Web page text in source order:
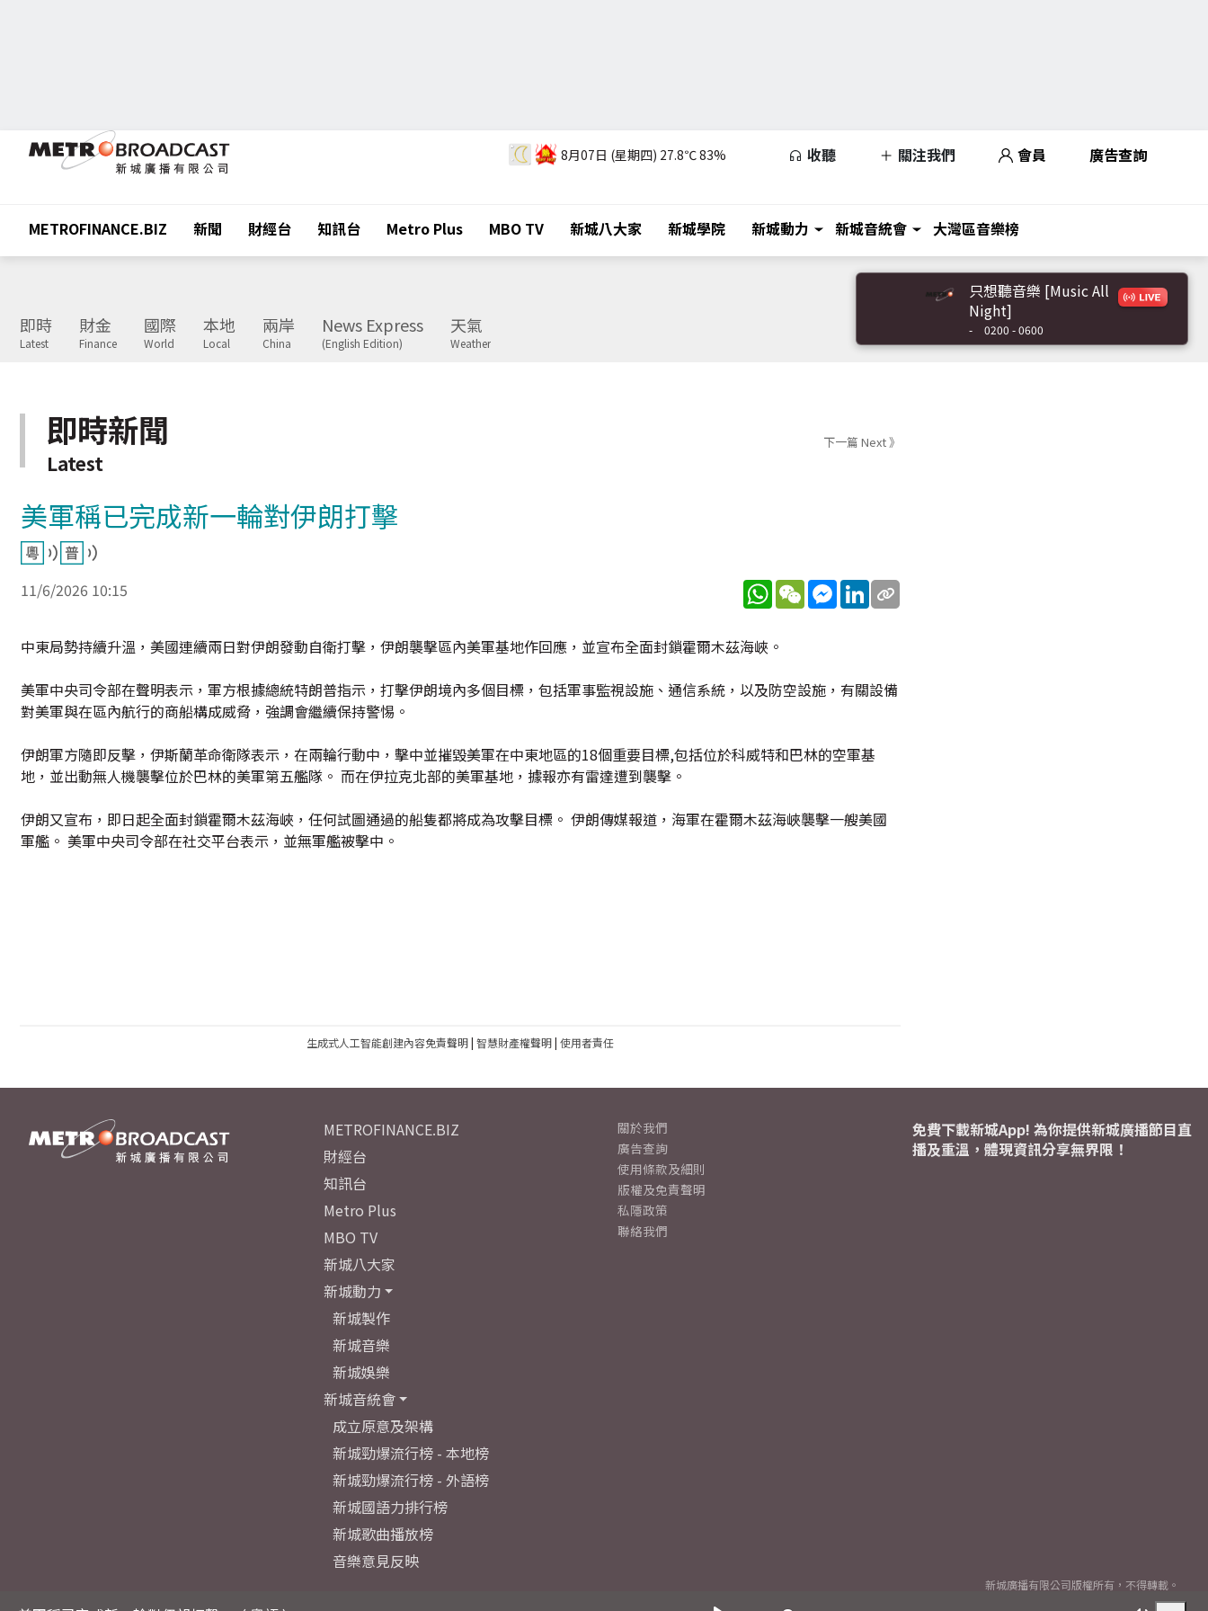
8月07日 (星期四) 27.8℃83% 收聽 關注我們 會員 廣告查詢
METROFINANCE.BIZ 新聞 財經台 知訊台 Metro Plus MBO TV 新城八大家 新城學院 新城動力 新城音統會 大灣區音樂榜
即時
Latest
財金
Finance
國際
World
本地
Local
兩岸
China
News Express
(English Edition)
天氣
Weather
只想聽音樂 [Music All
Night]
- 0200 - 0600
即時新聞
Latest
下一篇 Next 》
美軍稱已完成新一輪對伊朗打擊
11/6/2026 10:15 WhatsApp
WeChatMessenger
LinkedIn
中東局勢持續升溫，美國連續兩日對伊朗發動自衛打擊，伊朗襲擊區內美軍基地作回應，並宣布全面封鎖霍爾木茲海峽。
美軍中央司令部在聲明表示，軍方根據總統特朗普指示，打擊伊朗境內多個目標，包括軍事監視設施、通信系統，以及防空設施，有關設備
對美軍與在區內航行的商船構成威脅，強調會繼續保持警惕。
伊朗軍方隨即反擊，伊斯蘭革命衛隊表示，在兩輪行動中，擊中並摧毀美軍在中東地區的18個重要目標,包括位於科威特和巴林的空軍基
地，並出動無人機襲擊位於巴林的美軍第五艦隊。 而在伊拉克北部的美軍基地，據報亦有雷達遭到襲擊。
伊朗又宣布，即日起全面封鎖霍爾木茲海峽，任何試圖通過的船隻都將成為攻擊目標。 伊朗傳媒報道，海軍在霍爾木茲海峽襲擊一艘美國
軍艦。 美軍中央司令部在社交平台表示，並無軍艦被擊中。
生成式人工智能創建內容免責聲明| 智慧財產權聲明| 使用者責任
METROFINANCE.BIZ
財經台
知訊台
Metro Plus
MBO TV
新城八大家
新城動力
新城製作
新城音樂
新城娛樂
新城音統會
成立原意及架構
新城勁爆流行榜 - 本地榜
新城勁爆流行榜 - 外語榜
新城國語力排行榜
新城歌曲播放榜
音樂意見反映
關於我們
廣告查詢
使用條款及細則
版權及免責聲明
私隱政策
聯絡我們
免費下載新城App! 為你提供新城廣播節目直
播及重溫，體現資訊分享無界限！
新城廣播有限公司版權所有，不得轉載。
2026© Metro Broadcast Corporation Limited. All rights reserved.